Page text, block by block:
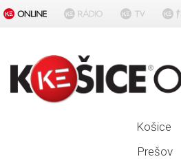
Košice
Prešov